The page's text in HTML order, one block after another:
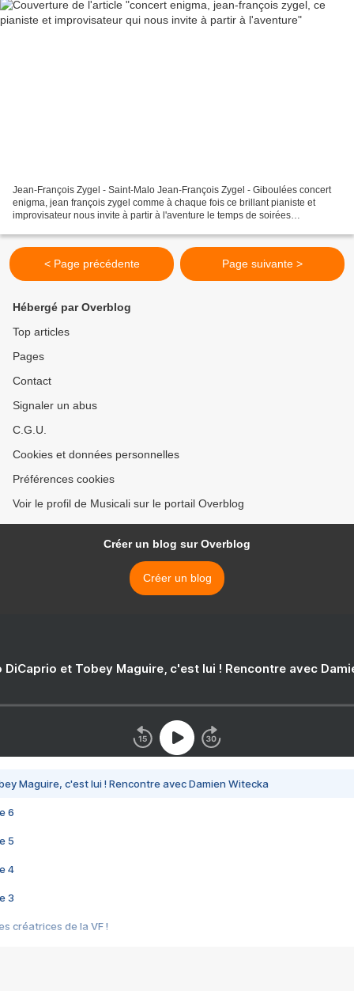
Jean-François Zygel - Saint-Malo Jean-François Zygel - Giboulées concert
enigma, jean françois zygel comme à chaque fois ce brillant pianiste et
improvisateur nous invite à partir à l'aventure le temps de soirées
< Page précédente Page suivante >
Hébergé par Overblog
Top articles
Pages
Contact
Signaler un abus
C.G.U.
Cookies et données personnelles
Préférences cookies
Voir le profil de Musicali sur le portail Overblog
Créer un blog sur Overblog
Créer un blog
DiCaprio et Tobey Maguire, c'est lui ! Rencontre avec
Maguire, c'est lui ! Rencontre avec Damien Witecka
6
5
4
3
créatrices de la VF !